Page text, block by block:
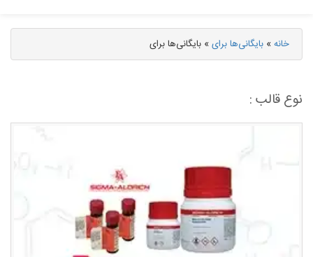
خانه» بایگانی‌ها برای» بایگانی‌ها برای
نوع قالب :